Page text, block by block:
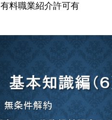
有料職業紹介許可有